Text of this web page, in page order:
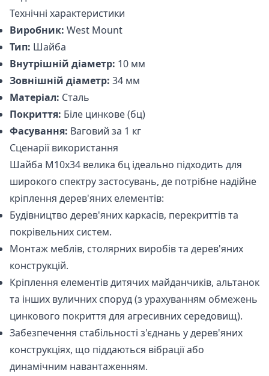
Технічні характеристики
Виробник: West Mount
Тип: Шайба
Внутрішній діаметр: 10 мм
Зовнішній діаметр: 34 мм
Матеріал: Сталь
Покриття: Біле цинкове (бц)
Фасування: Ваговий за 1 кг
Сценарії використання
Шайба М10x34 велика бц ідеально підходить для
широкого спектру застосувань, де потрібне надійне
кріплення дерев'яних елементів:
Будівництво дерев'яних каркасів, перекриттів та
покрівельних систем.
Монтаж меблів, столярних виробів та дерев'яних
конструкцій.
Кріплення елементів дитячих майданчиків, альтанок
та інших вуличних споруд (з урахуванням обмежень
цинкового покриття для агресивних середовищ).
Забезпечення стабільності з'єднань у дерев'яних
конструкціях, що піддаються вібрації або
динамічним навантаженням.